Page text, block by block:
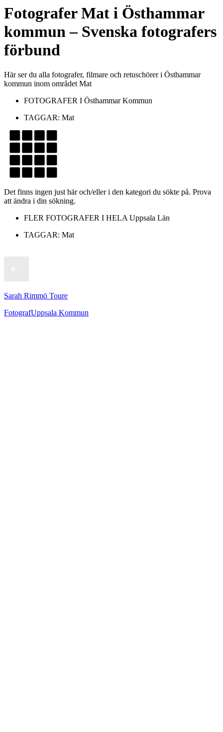
FotograferMat i Östhammar
kommun– Svenska fotografers
förbund
Här ser du alla fotografer, filmare och retuschörer i Östhammar
kommun inom området Mat
FOTOGRAFER I Östhammar Kommun
TAGGAR: Mat
Det finns ingen just här och/eller i den kategori du sökte på. Prova
att ändra i din sökning.
FLER FOTOGRAFER I HELA Uppsala Län
TAGGAR: Mat
Sarah Rimmö Toure
FotografUppsala Kommun